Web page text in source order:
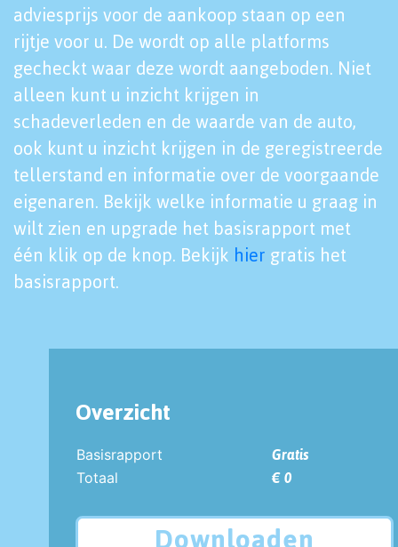
adviesprijs voor de aankoop staan op een
rijtje voor u. De wordt op alle platforms
gecheckt waar deze wordt aangeboden. Niet
alleen kunt u inzicht krijgen in
schadeverleden en de waarde van de auto,
ook kunt u inzicht krijgen in de geregistreerde
tellerstand en informatie over de voorgaande
eigenaren. Bekijk welke informatie u graag in
wilt zien en upgrade het basisrapport met
één klik op de knop. Bekijk hier gratis het
basisrapport.
Overzicht
Basisrapport
Gratis
Totaal
€ 0
Downloaden